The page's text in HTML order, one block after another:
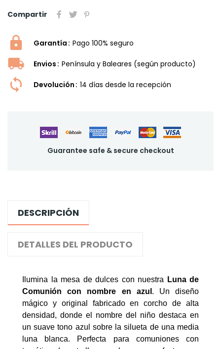
Compartir
Garantía Pago 100% seguro
Envios Península y Baleares (según producto)
Devolución 14 dí­as desde la recepción
Guarantee safe & secure checkout
DESCRIPCIÓN
DETALLES DEL PRODUCTO
Ilumina la mesa de dulces con nuestra
Luna de
Comunión con nombre en azul . Un diseño
mágico y original fabricado en corcho de alta
densidad, donde el nombre del niño destaca en
un suave tono azul sobre la silueta de una media
luna blanca. Perfecta para comuniones con